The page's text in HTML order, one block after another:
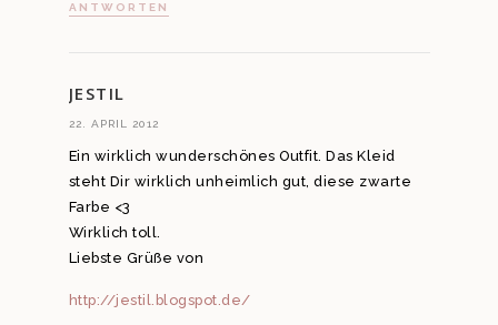
ANTWORTEN
JESTIL
22. APRIL 2012
Ein wirklich wunderschönes Outfit. Das Kleid
steht Dir wirklich unheimlich gut, diese zwarte
Farbe <3
Wirklich toll.
Liebste Grüße von
http://jestil.blogspot.de/